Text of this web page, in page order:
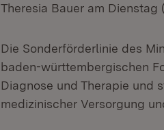
Theresia Bauer am
Die Sonderförderlinie des
baden-württembergischen
Diagnose und Therapie und
medizinischer Versorgung